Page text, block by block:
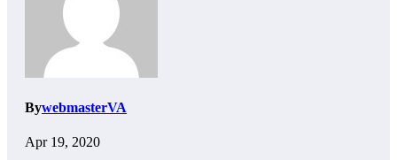
BywebmasterVA
Apr 19, 2020